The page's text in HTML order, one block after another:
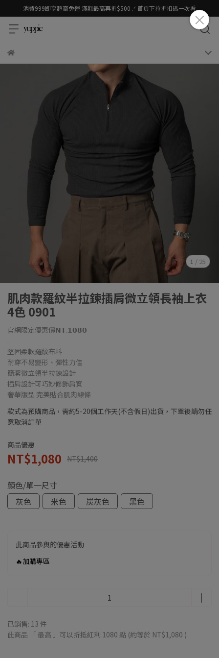
消費999即享超商免運 滿額最高再折$500 .ᐟ 首頁下拉折扣碼一次看
1 / 25
肌肉款羅紋半拉鍊插肩微立領長袖上衣
4色 0901
官網限定優惠價𝗡𝗧.𝟭𝟬𝟴𝟬
.
堅固柔軟羅紋布料
耐穿不易變形、彈性力佳
簡潔微立領半拉鍊設計
插肩設計可巧妙修飾肩寬
奢華版型 完美貼合肌肉線條
款式為預購商品，需約5-20個工作天(不含假日)出貨，下單後請勿任
意取消訂單
商品優惠
NT$1,080 NT$1,400
顏色/單一尺寸
灰色
米色 炭灰色 黑色
此商品參與的優惠活動
🔥加購專區
已銷售: 13 件
此商品 「 最高 」可以折抵紅利 1080 點 (約等於 NT$1,080 )